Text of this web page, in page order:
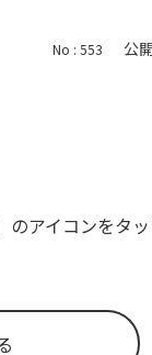
No : 553 公
アイコンをタ